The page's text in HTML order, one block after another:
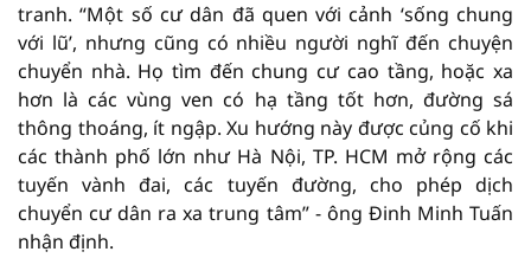
tranh. “Một số cư dân đã quen với cảnh ‘sống chung
với lũ’, nhưng cũng có nhiều người nghĩ đến chuyện
chuyển nhà. Họ tìm đến chung cư cao tầng, hoặc xa
hơn là các vùng ven có hạ tầng tốt hơn, đường sá
thông thoáng, ít ngập. Xu hướng này được củng cố khi
các thành phố lớn như Hà Nội, TP. HCM mở rộng các
tuyến vành đai, các tuyến đường, cho phép dịch
chuyển cư dân ra xa trung tâm” - ông Đinh Minh Tuấn
nhận định.